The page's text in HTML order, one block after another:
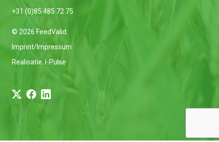
+31 (0)85 485 72 75
© 2026 FeedValid.
Imprint/Impressum
Realisatie: I-Pulse